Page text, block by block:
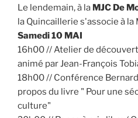
Le lendemain, à la MJC De
la Quincaillerie s'associe à la
Samedi 10 MAI
16h00 // Atelier de
animé par Jean-François
18h00 // Conférence
propos du livre " Pour une
culture"